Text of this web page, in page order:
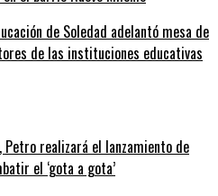
de Soledad adelantó mesa de
de las instituciones educativas
Petro realizará el lanzamiento de
el ‘gota a gota’